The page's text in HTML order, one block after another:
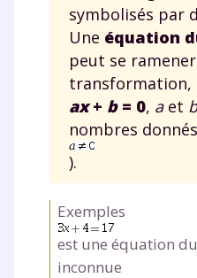
symbolisés par
Une équation
peut se
transformation,
ax+ b= 0, aet b
nombres
).
Exemples
est une équation
inconnue